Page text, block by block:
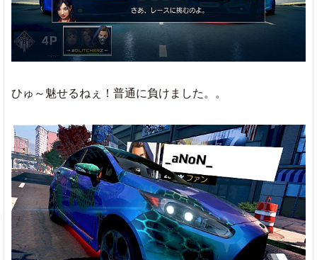
ひゅ～魅せるねぇ！普通に負けました。。